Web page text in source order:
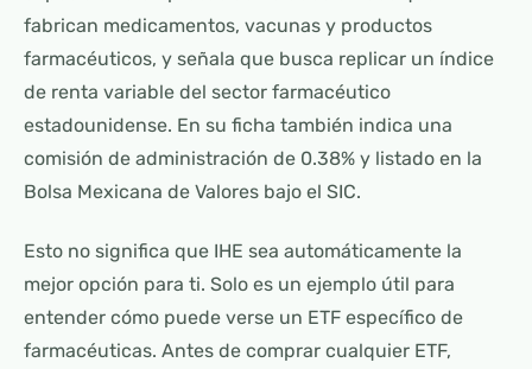
fabrican medicamentos, vacunas y productos
farmacéuticos, y señala que busca replicar un índice
de renta variable del sector farmacéutico
estadounidense. En su ficha también indica una
comisión de administración de 0.38% y listado en la
Bolsa Mexicana de Valores bajo el SIC.
Esto no significa que IHE sea automáticamente la
mejor opción para ti. Solo es un ejemplo útil para
entender cómo puede verse un ETF específico de
farmacéuticas. Antes de comprar cualquier ETF,